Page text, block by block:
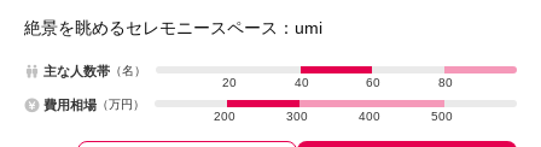
絶景を眺めるセレモニースペース：umi
主な人数帯 （名）
20
40 60 80
費用相場 （万円）
200
300 400 500